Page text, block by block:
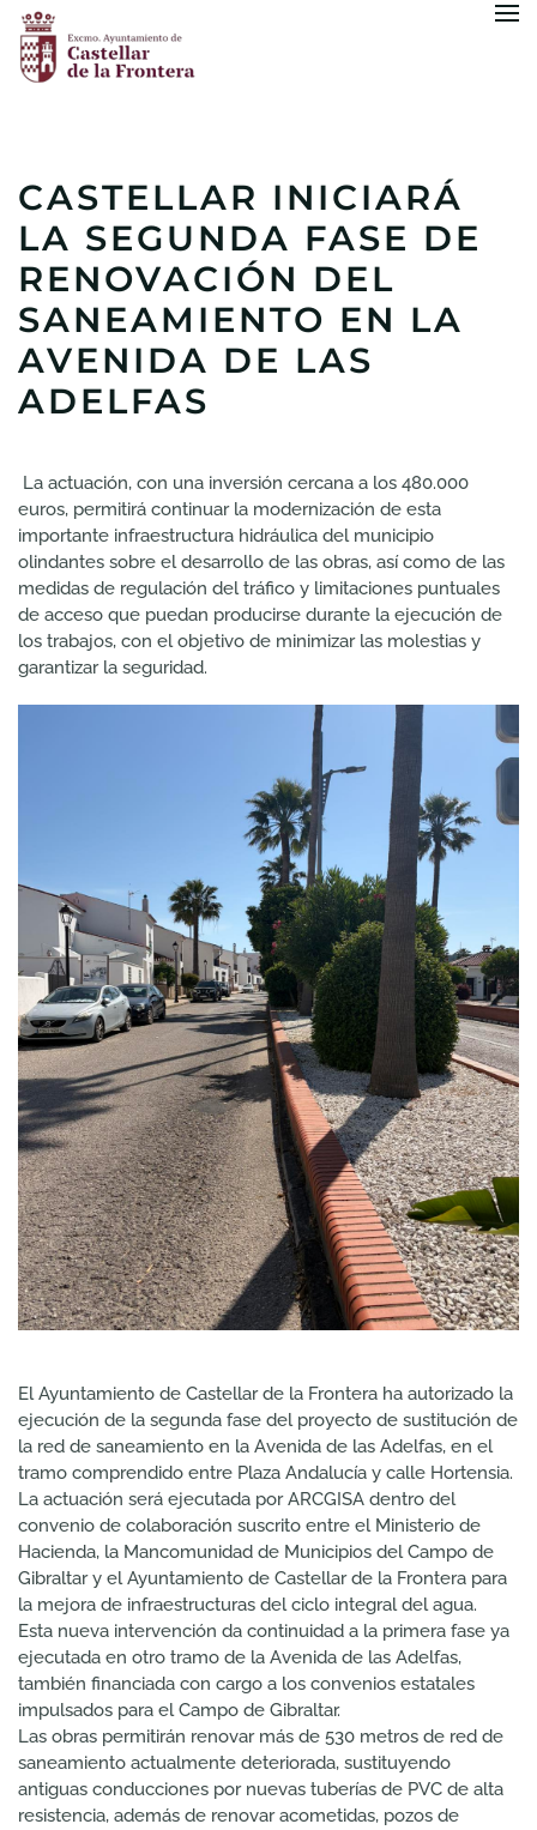
Skip to main content
CASTELLAR INICIARÁ
LA SEGUNDA FASE DE
RENOVACIÓN DEL
SANEAMIENTO EN LA
AVENIDA DE LAS
ADELFAS
La actuación, con una inversión cercana a los 480.000
euros, permitirá continuar la modernización de esta
importante infraestructura hidráulica del municipio
olindantes sobre el desarrollo de las obras, así como de las
medidas de regulación del tráfico y limitaciones puntuales
de acceso que puedan producirse durante la ejecución de
los trabajos, con el objetivo de minimizar las molestias y
garantizar la seguridad.
El Ayuntamiento de Castellar de la Frontera ha autorizado la
ejecución de la segunda fase del proyecto de sustitución de
la red de saneamiento en la Avenida de las Adelfas, en el
tramo comprendido entre Plaza Andalucía y calle Hortensia.
La actuación será ejecutada por ARCGISA dentro del
convenio de colaboración suscrito entre el Ministerio de
Hacienda, la Mancomunidad de Municipios del Campo de
Gibraltar y el Ayuntamiento de Castellar de la Frontera para
la mejora de infraestructuras del ciclo integral del agua.
Esta nueva intervención da continuidad a la primera fase ya
ejecutada en otro tramo de la Avenida de las Adelfas,
también financiada con cargo a los convenios estatales
impulsados para el Campo de Gibraltar.
Las obras permitirán renovar más de 530 metros de red de
saneamiento actualmente deteriorada, sustituyendo
antiguas conducciones por nuevas tuberías de PVC de alta
resistencia, además de renovar acometidas, pozos de